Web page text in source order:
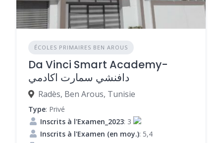
ÉCOLES PRIMAIRES BEN AROUS
Da Vinci Smart Academy-
دافنشي سمارت اكادمي
Radès, Ben Arous, Tunisie
Type: Privé
Inscrits à l'Examen_2023: 3
Inscrits à l'Examen (en moy.): 5,4